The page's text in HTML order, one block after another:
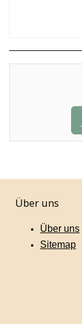
Über uns
Über uns
Sitemap